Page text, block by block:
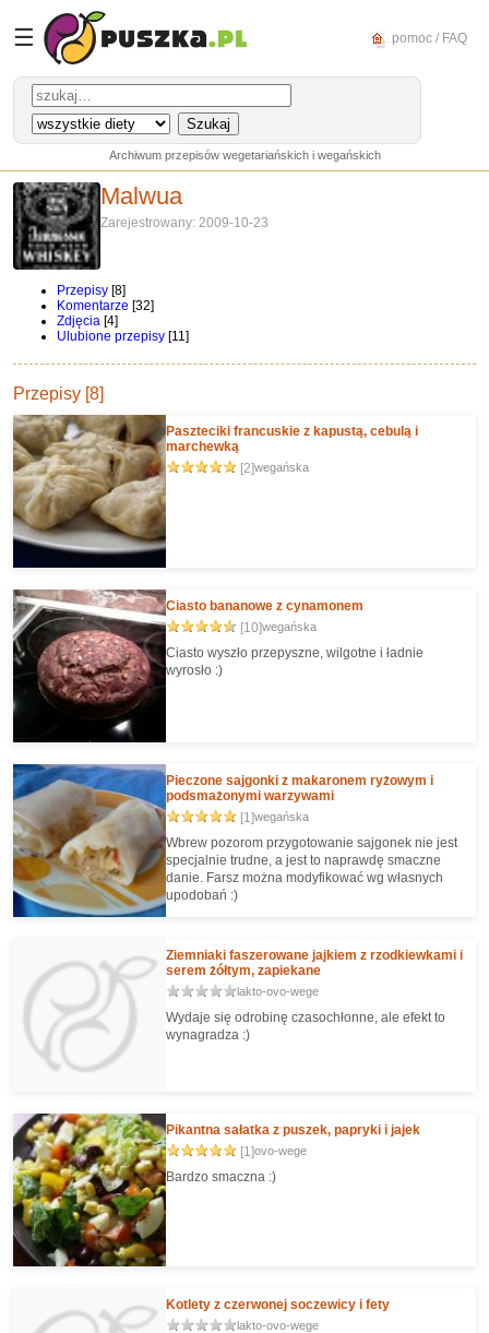
☰ pomoc / FAQ
Archiwum przepisów wegetariańskich i wegańskich
Malwua
Zarejestrowany: 2009-10-23
Przepisy [8]
Komentarze [32]
Zdjęcia [4]
Ulubione przepisy [11]
Przepisy [8]
Paszteciki francuskie z kapustą, cebulą i
marchewką
[2]wegańska
Ciasto bananowe z cynamonem
[10]wegańska
Ciasto wyszło przepyszne, wilgotne i ładnie
wyrosło :)
Pieczone sajgonki z makaronem ryżowym i
podsmażonymi warzywami
[1]wegańska
Wbrew pozorom przygotowanie sajgonek nie jest
specjalnie trudne, a jest to naprawdę smaczne
danie. Farsz można modyfikować wg własnych
upodobań :)
Ziemniaki faszerowane jajkiem z rzodkiewkami i
serem żółtym, zapiekane
lakto-ovo-wege
Wydaje się odrobinę czasochłonne, ale efekt to
wynagradza :)
Pikantna sałatka z puszek, papryki i jajek
[1]ovo-wege
Bardzo smaczna :)
Kotlety z czerwonej soczewicy i fety
lakto-ovo-wege